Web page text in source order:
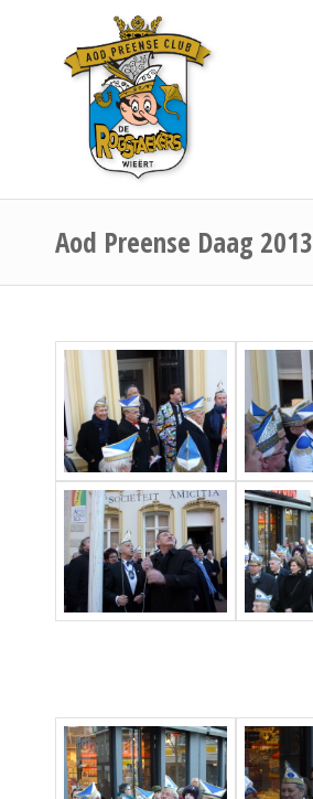
Aod Preense Daag 2013